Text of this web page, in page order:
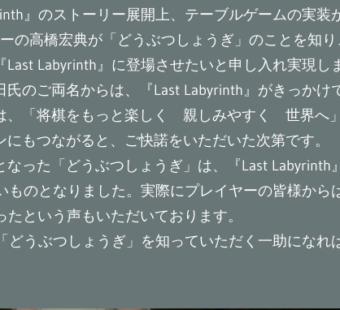
』のストーリー展開上、テーブルゲームの実装
の高橋宏典が「どうぶつしょうぎ」のことを知
Labyrinth』に登場させたいと申し入れ実現し
のご両名からは、『Last Labyrinth』がきっかけ
、「将棋をもっと楽しく 親しみやすく 世界へ
もつながると、ご快諾をいただいた次第です。
った「どうぶつしょうぎ」は、『Last Labyrinth
ものとなりました。実際にプレイヤーの皆様から
という声もいただいております。
どうぶつしょうぎ」を知っていただく一助になれ